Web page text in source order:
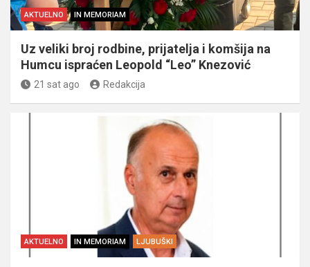
AKTUELNO IN MEMORIAM
Uz veliki broj rodbine, prijatelja i komšija na
Humcu ispraćen Leopold “Leo” Knezović
21 sat ago Redakcija
AKTUELNO IN MEMORIAM LJUBUŠKI